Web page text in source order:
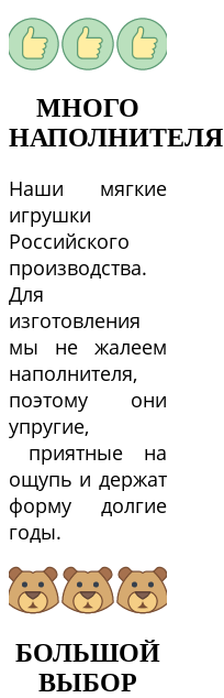
МНОГО
НАПОЛНИТЕЛЯ
Наши мягкие
игрушки
Российского
производства.
Для
изготовления
мы не жалеем
наполнителя,
поэтому они
упругие,
приятные на
ощупь и держат
форму долгие
годы.
БОЛЬШОЙ
ВЫБОР